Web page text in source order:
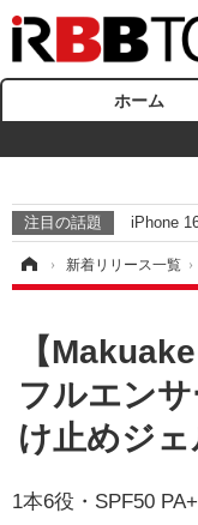
ホーム
注目の話題 iPhone
› 新着リリース一覧 ›
【
フルエン
け止めジ
1本6役・SPF50